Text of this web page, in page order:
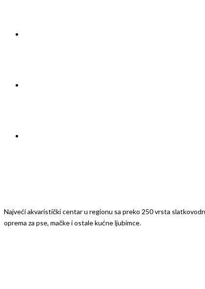
Najveći akvaristički centar u regionu sa preko 250 vrsta
oprema za pse, mačke i ostale kućne ljubimce.